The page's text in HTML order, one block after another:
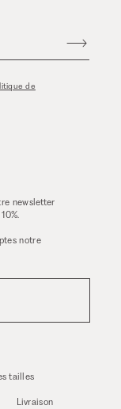
de
newsletter
notre
tailles
Livraison